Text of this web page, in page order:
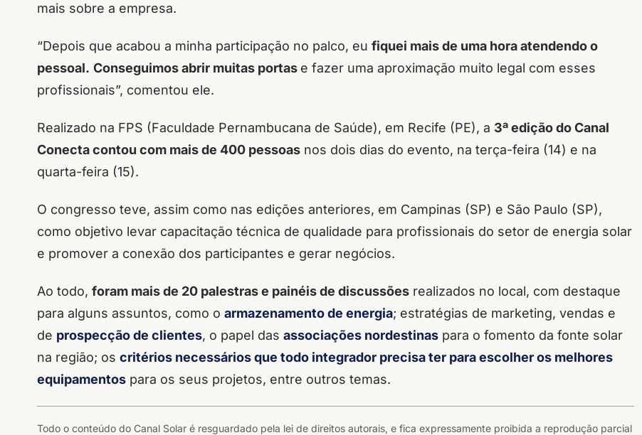
mais sobre a empresa.
“Depois que acabou a minha participação no palco, eu fiquei mais de uma hora atendendo o
pessoal. Conseguimos abrir muitas portas e fazer uma aproximação muito legal com esses
profissionais”, comentou ele.
Realizado na FPS (Faculdade Pernambucana de Saúde), em Recife (PE), a 3ª edição do Canal
Conecta contou com mais de 400 pessoas nos dois dias do evento, na terça-feira (14) e na
quarta-feira (15).
O congresso teve, assim como nas edições anteriores, em Campinas (SP) e São Paulo (SP),
como objetivo levar capacitação técnica de qualidade para profissionais do setor de energia solar
e promover a conexão dos participantes e gerar negócios.
Ao todo, foram mais de 20 palestras e painéis de discussões realizados no local, com destaque
para alguns assuntos, como o armazenamento de energia; estratégias de marketing, vendas e
de prospecção de clientes, o papel das associações nordestinas para o fomento da fonte solar
na região; os critérios necessários que todo integrador precisa ter para escolher os melhores
equipamentos para os seus projetos, entre outros temas.
Todo o conteúdo do Canal Solar é resguardado pela lei de direitos autorais, e fica expressamente proibida a reprodução parcial